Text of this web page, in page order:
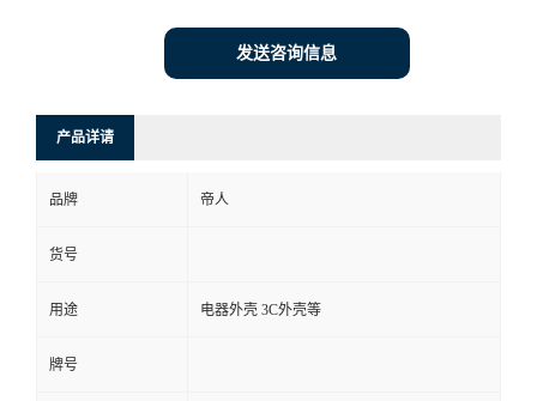
发送咨询信息
产品详请
品牌 帝人
货号
用途 电器外壳 3C外壳等
牌号